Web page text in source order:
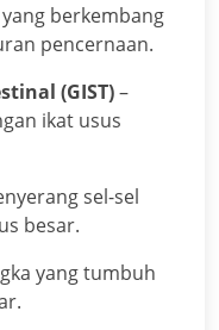
berkembang
pencernaan.
(GIST)–
ikat usus
sel-sel
besar.
yang tumbuh